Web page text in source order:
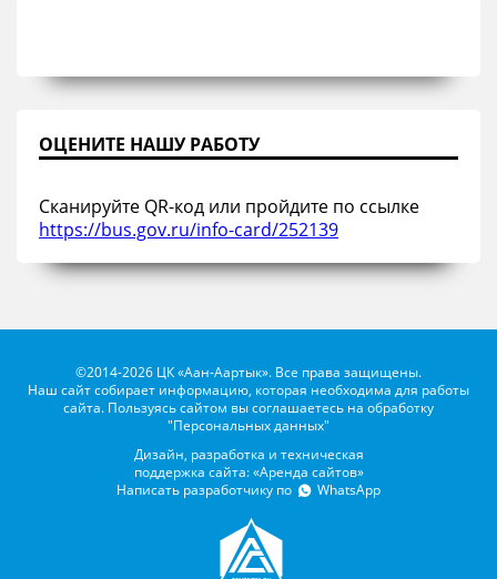
ОЦЕНИТЕ НАШУ РАБОТУ
Сканируйте QR-код или пройдите по ссылке
https://bus.gov.ru/info-card/252139
©2014-2026 ЦК «Аан-Аартык». Все права защищены.
Наш сайт собирает информацию, которая необходима для работы
сайта. Пользуясь сайтом вы соглашаетесь на обработку
"Персональных данных"
Дизайн, разработка и техническая
поддержка сайта: «Аренда сайтов»
Написать разработчику по
WhatsApp